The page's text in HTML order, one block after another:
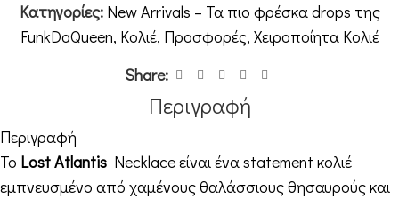
Κατηγορίες: New Arrivals – Τα πιο φρέσκα drops της
FunkDaQueen, Κολιέ, Προσφορές, Χειροποίητα Κολιέ
Share:
Περιγραφή
Περιγραφή
Το Lost Atlantis Necklace είναι ένα statement κολιέ
εμπνευσμένο από χαμένους θαλάσσιους θησαυρούς και